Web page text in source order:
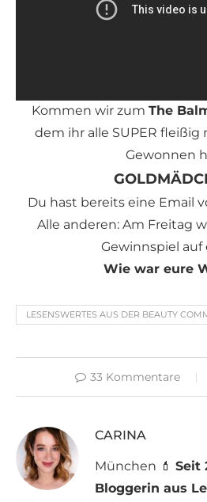
Kommen wir zum The
dem ihr alle SUPER
Gewonnen
Du hast bereits eine Email
Alle anderen: Am Freitag
Gewinnspiel
Wie war eure
LESENSWERTES AUS DER BEAUTY
33 Kommentare
CARINA
München 💄 Seit
Bloggerin aus